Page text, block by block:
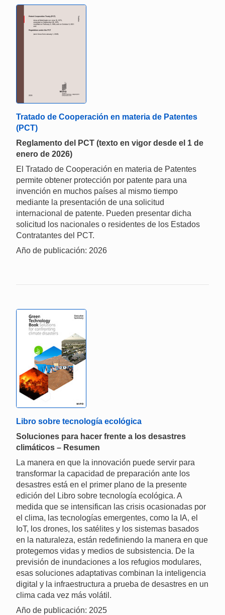
Tratado de Cooperación en materia de Patentes
(PCT)
Reglamento del PCT (texto en vigor desde el 1 de
enero de 2026)
El Tratado de Cooperación en materia de Patentes
permite obtener protección por patente para una
invención en muchos países al mismo tiempo
mediante la presentación de una solicitud
internacional de patente. Pueden presentar dicha
solicitud los nacionales o residentes de los Estados
Contratantes del PCT.
Año de publicación: 2026
Libro sobre tecnología ecológica
Soluciones para hacer frente a los desastres
climáticos – Resumen
La manera en que la innovación puede servir para
transformar la capacidad de preparación ante los
desastres está en el primer plano de la presente
edición del Libro sobre tecnología ecológica. A
medida que se intensifican las crisis ocasionadas por
el clima, las tecnologías emergentes, como la IA, el
IoT, los drones, los satélites y los sistemas basados
en la naturaleza, están redefiniendo la manera en que
protegemos vidas y medios de subsistencia. De la
previsión de inundaciones a los refugios modulares,
esas soluciones adaptativas combinan la inteligencia
digital y la infraestructura a prueba de desastres en un
clima cada vez más volátil.
Año de publicación: 2025